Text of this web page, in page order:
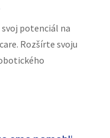
potenciál na
Rozšírte svoju